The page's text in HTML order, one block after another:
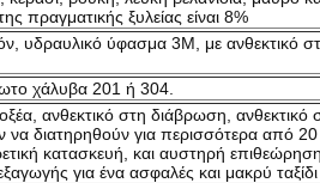
πραγματικής ξυλείας είναι 8%
υδραυλικό ύφασμα 3M, με ανθεκτικό
χάλυβα 201 ή 304.
ανθεκτικό στη διάβρωση, ανθεκτικό
διατηρηθούν για περισσότερα από 20
κατασκευή, και αυστηρή
για ένα ασφαλές και μακρύ